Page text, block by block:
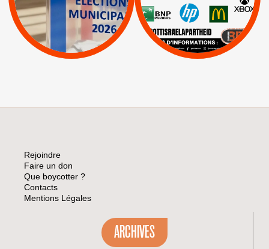
Apartheid
| Lettres d'interpellation
Pétitions
Mehadrin | PUMA
Sodastream |
Visuels, tracts,
affiches,...
Rejoindre
Faire un don
Que boycotter ?
Contacts
Mentions Légales
ARCHIVES